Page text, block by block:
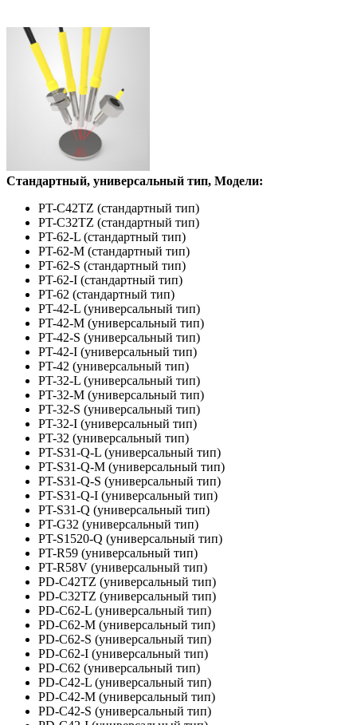
Стандартный, универсальный тип, Модели:
PT-C42TZ (стандартный тип)
PT-C32TZ (стандартный тип)
PT-62-L (стандартный тип)
PT-62-M (стандартный тип)
PT-62-S (стандартный тип)
PT-62-I (стандартный тип)
PT-62 (стандартный тип)
PT-42-L (универсальный тип)
PT-42-M (универсальный тип)
PT-42-S (универсальный тип)
PT-42-I (универсальный тип)
PT-42 (универсальный тип)
PT-32-L (универсальный тип)
PT-32-M (универсальный тип)
PT-32-S (универсальный тип)
PT-32-I (универсальный тип)
PT-32 (универсальный тип)
PT-S31-Q-L (универсальный тип)
PT-S31-Q-M (универсальный тип)
PT-S31-Q-S (универсальный тип)
PT-S31-Q-I (универсальный тип)
PT-S31-Q (универсальный тип)
PT-G32 (универсальный тип)
PT-S1520-Q (универсальный тип)
PT-R59 (универсальный тип)
PT-R58V (универсальный тип)
PD-C42TZ (универсальный тип)
PD-C32TZ (универсальный тип)
PD-C62-L (универсальный тип)
PD-C62-M (универсальный тип)
PD-C62-S (универсальный тип)
PD-C62-I (универсальный тип)
PD-C62 (универсальный тип)
PD-C42-L (универсальный тип)
PD-C42-M (универсальный тип)
PD-C42-S (универсальный тип)